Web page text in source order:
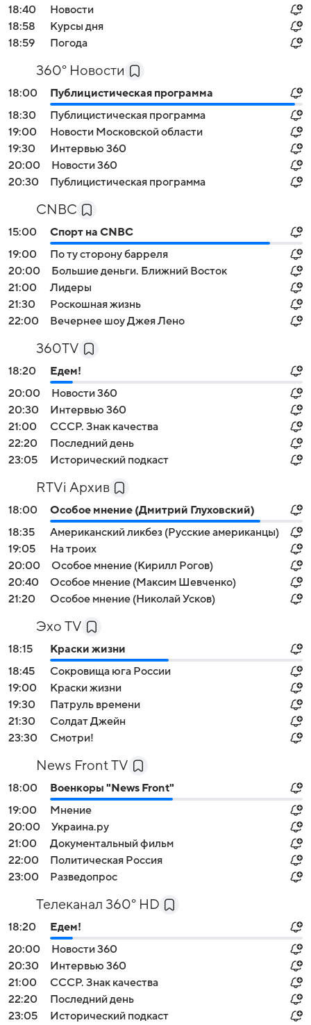
18:40
Новости
18:58
Курсы дня
18:59
Погода
360° Новости
18:00
Публицистическая программа
18:30
Публицистическая программа
19:00
Новости Московской области
19:30
Интервью 360
20:00
Новости 360
20:30
Публицистическая программа
CNBC
15:00
Спорт на СNBС
19:00
По ту сторону барреля
20:00
Большие деньги. Ближний Восток
21:00
Лидеры
21:30
Роскошная жизнь
22:00
Вечернее шоу Джея Лено
360TV
18:20
Едем!
20:00
Новости 360
20:30
Интервью 360
21:00
СССР. Знак качества
22:20
Последний день
23:05
Исторический подкаст
RTVi Архив
18:00
Особое мнение (Дмитрий Глуховский)
18:35
Американский ликбез (Русские американцы)
19:05
На троих
20:00
Особое мнение (Кирилл Рогов)
20:40
Особое мнение (Максим Шевченко)
21:20
Особое мнение (Николай Усков)
Эхо TV
18:15
Краски жизни
18:45
Сокровища юга России
19:00
Краски жизни
19:30
Патруль времени
21:30
Солдат Джейн
23:30
Смотри!
News Front TV
18:00
Военкоры "News Front"
19:00
Мнение
20:00
Украина.ру
21:00
Документальный фильм
22:00
Политическая Россия
23:00
Разведопрос
Телеканал 360° HD
18:20
Едем!
20:00
Новости 360
20:30
Интервью 360
21:00
СССР. Знак качества
22:20
Последний день
23:05
Исторический подкаст